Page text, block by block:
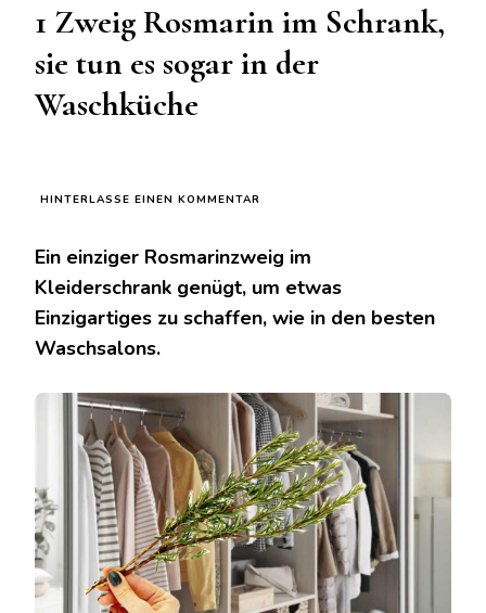
1 Zweig Rosmarin im Schrank,
sie tun es sogar in der
Waschküche
HINTERLASSE EINEN KOMMENTAR
ROSMARIN
SCHRANK,
SIE
IN
DER
WASCHKÜCHE
Ein einziger Rosmarinzweig im
Kleiderschrank genügt, um etwas
Einzigartiges zu schaffen, wie in den besten
Waschsalons.